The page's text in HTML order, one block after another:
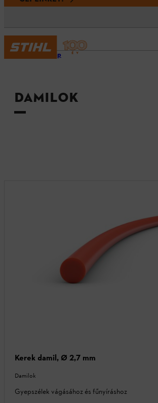
Kezdőlap
DAMILOK
Kerek damil, Ø 2,7 mm
Damilok
Gyepszélek vágásához és fűnyíráshoz